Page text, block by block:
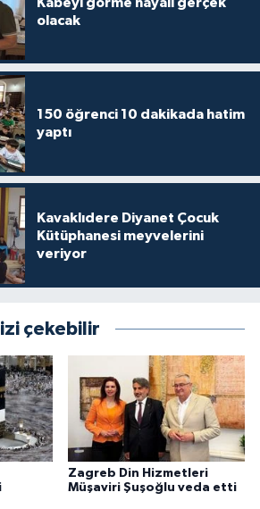
olacak
150 öğrenci 10 dakikada hatim
yaptı
Kavaklıdere Diyanet Çocuk
Kütüphanesi meyvelerini
veriyor
çekebilir
Zagreb Din Hizmetleri
Müşaviri Şuşoğlu veda etti